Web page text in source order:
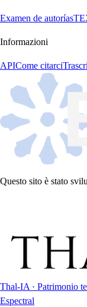
Examen de autorías
Informazioni
APICome citarci
Questo sito è stato
Thal-IA · Patrimonio
Espectral